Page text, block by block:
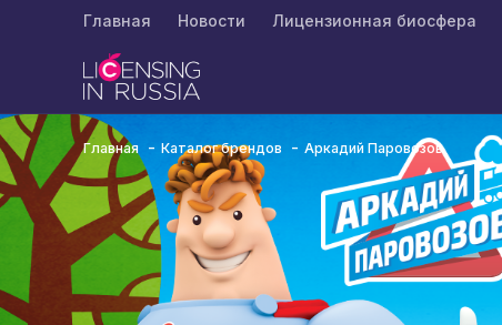
Главная Новости Лицензионная биосфера
Главная Каталог брендов Аркадий Паровозов